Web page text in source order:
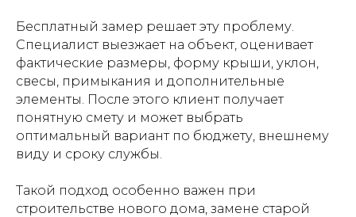
Бесплатный замер решает эту проблему.
Специалист выезжает на объект, оценивает
фактические размеры, форму крыши, уклон,
свесы, примыкания и дополнительные
элементы. После этого клиент получает
понятную смету и может выбрать
оптимальный вариант по бюджету, внешнему
виду и сроку службы.
Такой подход особенно важен при
строительстве нового дома, замене старой